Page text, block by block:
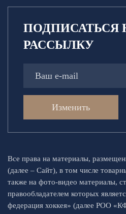
ПОДПИСАТЬСЯ
РАССЫЛКУ
Изменить
Все права на материалы,
(далее – Сайт), в том числе
также на фото-видео материалы,
правообладателем которых
федерация хоккея» (далее РОО